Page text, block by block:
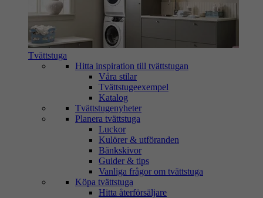
Tvättstuga
Hitta inspiration till tvättstugan
Våra stilar
Tvättstugeexempel
Katalog
Tvättstugenyheter
Planera tvättstuga
Luckor
Kulörer & utföranden
Bänkskivor
Guider & tips
Vanliga frågor om tvättstuga
Köpa tvättstuga
Hitta återförsäljare